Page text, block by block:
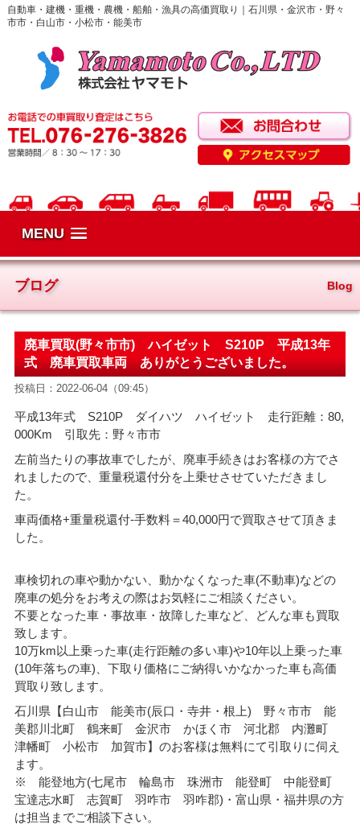
自動車・建機・重機・農機・船舶・漁具の高価買取り｜石川県・金沢市・野々
市市・白山市・小松市・能美市
MENU
ブログ Blog
廃車買取(野々市市) ハイゼット S210P 平成13年
式 廃車買取車両 ありがとうございました。
投稿日：2022-06-04（09:45）
平成13年式 S210P ダイハツ ハイゼット 走行距離：80,
000Km 引取先：野々市市
左前当たりの事故車でしたが、廃車手続きはお客様の方でさ
れましたので、重量税還付分を上乗せさせていただきまし
た。
車両価格+重量税還付-手数料＝40,000円で買取させて頂きま
した。
車検切れの車や動かない、動かなくなった車(不動車)などの
廃車の処分をお考えの際はお気軽にご相談ください。
不要となった車・事故車・故障した車など、どんな車も買取
致します。
10万km以上乗った車(走行距離の多い車)や10年以上乗った車
(10年落ちの車)、下取り価格にご納得いかなかった車も高価
買取り致します。
石川県【白山市 能美市(辰口・寺井・根上) 野々市市 能
美郡川北町 鶴来町 金沢市 かほく市 河北郡 内灘町
津幡町 小松市 加賀市】のお客様は無料にて引取りに伺え
ます。
※ 能登地方(七尾市 輪島市 珠洲市 能登町 中能登町
宝達志水町 志賀町 羽咋市 羽咋郡)・富山県・福井県の方
は担当までご相談下さい。